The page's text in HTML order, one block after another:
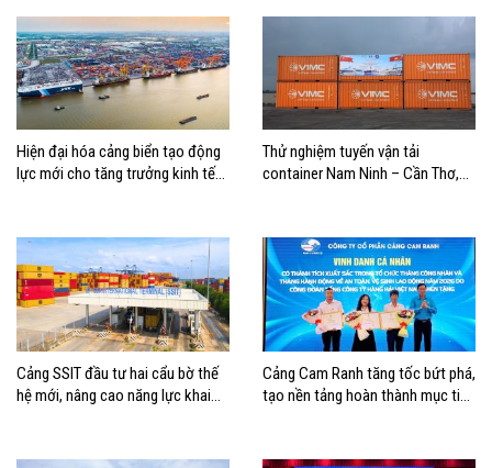
Hiện đại hóa cảng biển tạo động
lực mới cho tăng trưởng kinh tế
Thử nghiệm tuyến vận tải
container Nam Ninh – Cần Thơ,
Cảng SSIT đầu tư hai cẩu bờ thế
hệ mới, nâng cao năng lực khai
Cảng Cam Ranh tăng tốc bứt phá,
tạo nền tảng hoàn thành mục tiêu